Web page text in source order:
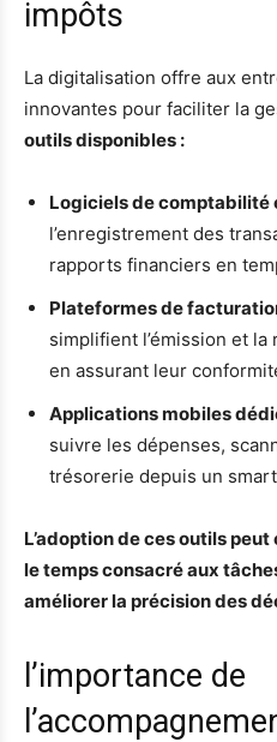
impôts
La digitalisation offre aux
innovantes pour faciliter la
outils disponibles :
Logiciels de comptabilité
l’enregistrement des
rapports financiers en
Plateformes de
simplifient l’émission et
en assurant leur
Applications mobiles
suivre les dépenses,
trésorerie depuis un
L’adoption de ces outils
le temps consacré aux
améliorer la précision des
l’importance de